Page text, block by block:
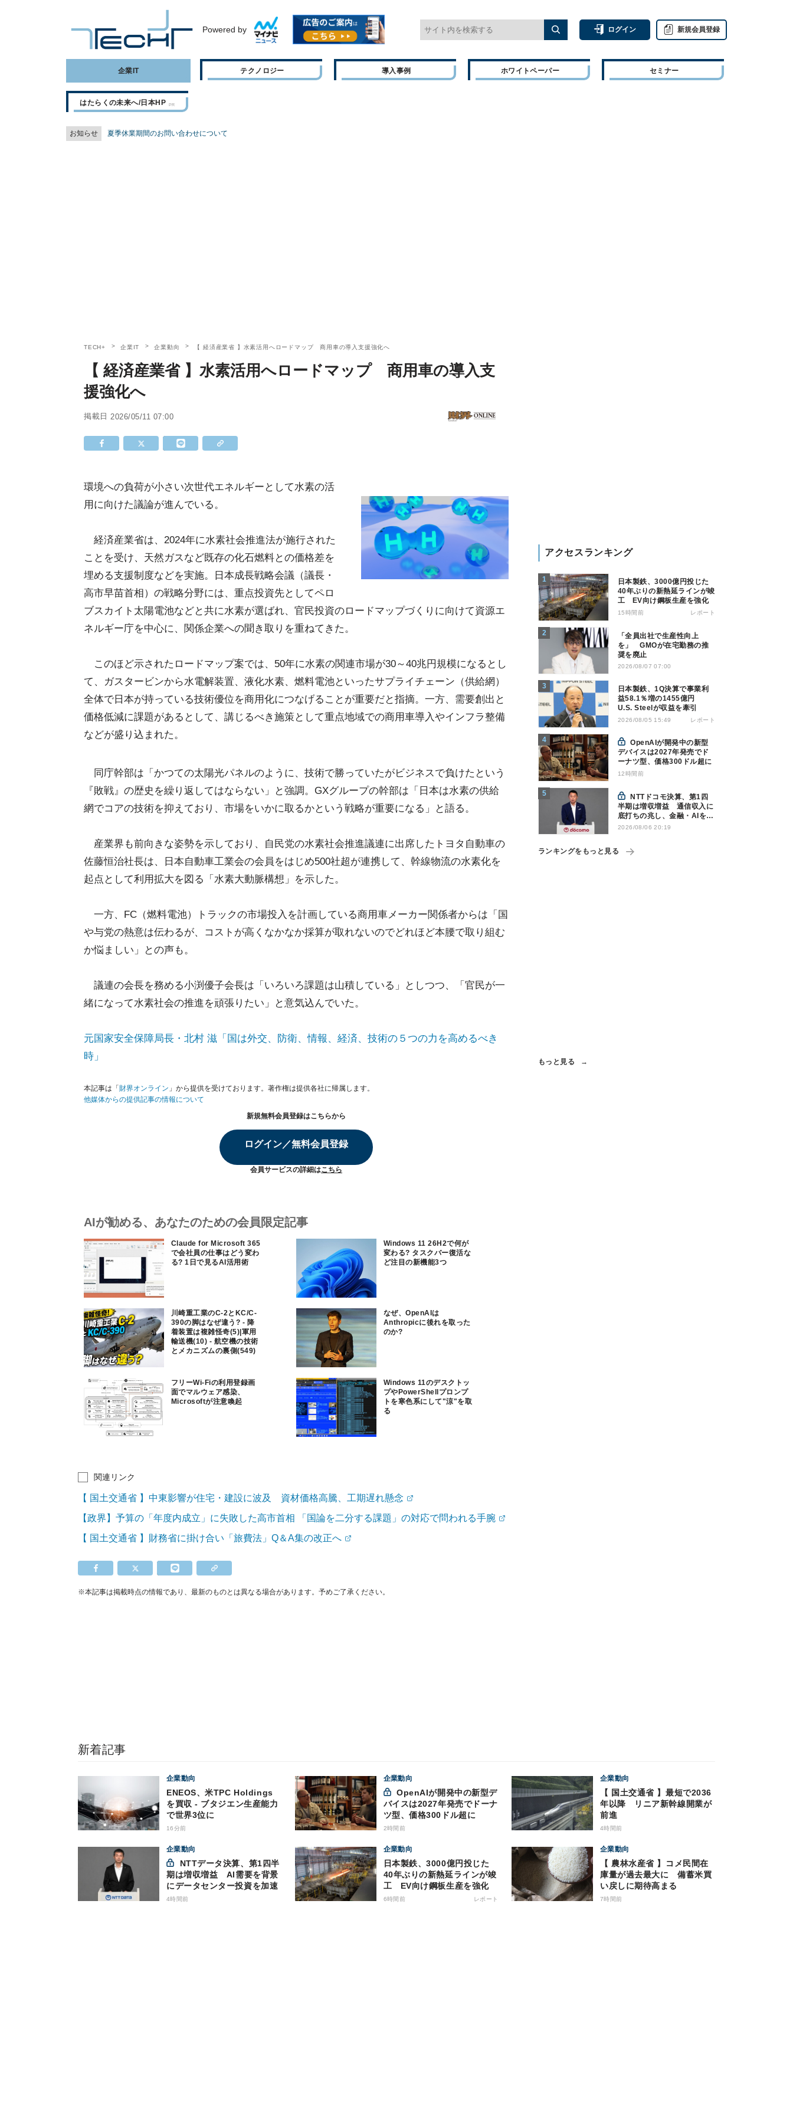
Powered by ログイン 新規会員登録
企業IT テクノロジー 導入事例 ホワイトペーパー セミナー
はたらくの未来へ/日本HP
お知らせ 夏季休業期間のお問い合わせについて
TECH+ 企業IT 企業動向 【 経済産業省 】水素活用へロードマップ 商用車の導入支援強化へ
【 経済産業省 】水素活用へロードマップ 商用車の導入支
援強化へ
掲載日 2026/05/11 07:00
環境への負荷が小さい次世代エネルギーとして水素の活
用に向けた議論が進んでいる。
経済産業省は、2024年に水素社会推進法が施行された
ことを受け、天然ガスなど既存の化石燃料との価格差を
埋める支援制度などを実施。日本成長戦略会議（議長・
高市早苗首相）の戦略分野には、重点投資先としてペロ
ブスカイト太陽電池などと共に水素が選ばれ、官民投資のロードマップづくりに向けて資源エ
ネルギー庁を中心に、関係企業への聞き取りを重ねてきた。
このほど示されたロードマップ案では、50年に水素の関連市場が30～40兆円規模になるとし
て、ガスタービンから水電解装置、液化水素、燃料電池といったサプライチェーン（供給網）
全体で日本が持っている技術優位を商用化につなげることが重要だと指摘。一方、需要創出と
価格低減に課題があるとして、講じるべき施策として重点地域での商用車導入やインフラ整備
などが盛り込まれた。
同庁幹部は「かつての太陽光パネルのように、技術で勝っていたがビジネスで負けたという
『敗戦』の歴史を繰り返してはならない」と強調。GXグループの幹部は「日本は水素の供給
網でコアの技術を抑えており、市場をいかに取るかという戦略が重要になる」と語る。
産業界も前向きな姿勢を示しており、自民党の水素社会推進議連に出席したトヨタ自動車の
佐藤恒治社長は、日本自動車工業会の会員をはじめ500社超が連携して、幹線物流の水素化を
起点として利用拡大を図る「水素大動脈構想」を示した。
一方、FC（燃料電池）トラックの市場投入を計画している商用車メーカー関係者からは「国
や与党の熱意は伝わるが、コストが高くなかなか採算が取れないのでどれほど本腰で取り組む
か悩ましい」との声も。
議連の会長を務める小渕優子会長は「いろいろ課題は山積している」としつつ、「官民が一
緒になって水素社会の推進を頑張りたい」と意気込んでいた。
元国家安全保障局長・北村 滋「国は外交、防衛、情報、経済、技術の５つの力を高めるべき
時」
本記事は「 財界オンライン 」から提供を受けております。著作権は提供各社に帰属します。
他媒体からの提供記事の情報について
新規無料会員登録はこちらから
ログイン／無料会員登録
会員サービスの詳細はこちら
AIが勧める、あなたのための会員限定記事
Claude for Microsoft 365
で会社員の仕事はどう変わ
る? 1日で見るAI活用術
Windows 11 26H2で何が
変わる? タスクバー復活な
ど注目の新機能3つ
川崎重工業のC-2とKC/C-
390の脚はなぜ違う? - 降
着装置は複雑怪奇(5)|軍用
輸送機(10) - 航空機の技術
とメカニズムの裏側(549)
なぜ、OpenAIは
Anthropicに後れを取った
のか?
フリーWi-Fiの利用登録画
面でマルウェア感染、
Microsoftが注意喚起
Windows 11のデスクトッ
プやPowerShellプロンプ
トを寒色系にして"涼"を取
る
アクセスランキング
日本製鉄、3000億円投じた
40年ぶりの新熱延ラインが竣
工 EV向け鋼板生産を強化
15時間前 レポート
「全員出社で生産性向上
を」 GMOが在宅勤務の推
奨を廃止
2026/08/07 07:00
日本製鉄、1Q決算で事業利
益58.1％増の1455億円
U.S. Steelが収益を牽引
2026/08/05 15:49 レポート
OpenAIが開発中の新型
デバイスは2027年発売でド
ーナツ型、価格300ドル超に
12時間前
半期は増収増益 通信収入に
底打ちの兆し、金融・AIを強
化
2026/08/06 20:19
ランキングをもっと見る
もっと見る
関連リンク
【 国土交通省 】中東影響が住宅・建設に波及 資材価格高騰、工期遅れ懸念
【政界】予算の「年度内成立」に失敗した高市首相 「国論を二分する課題」の対応で問われる手腕
【 国土交通省 】財務省に掛け合い「旅費法」Q＆A集の改正へ
※本記事は掲載時点の情報であり、最新のものとは異なる場合があります。予めご了承ください。
新着記事
企業動向
ENEOS、米TPC Holdings
を買収 - ブタジエン生産能力
で世界3位に
16分前
企業動向
OpenAIが開発中の新型デ
バイスは2027年発売でドーナ
ツ型、価格300ドル超に
2時間前
企業動向
【 国土交通省 】最短で2036
年以降 リニア新幹線開業が
前進
4時間前
企業動向
期は増収増益 AI需要を背景
にデータセンター投資を加速
4時間前
企業動向
日本製鉄、3000億円投じた
40年ぶりの新熱延ラインが竣
工 EV向け鋼板生産を強化
6時間前 レポート
企業動向
【 農林水産省 】コメ民間在
庫量が過去最大に 備蓄米買
い戻しに期待高まる
7時間前